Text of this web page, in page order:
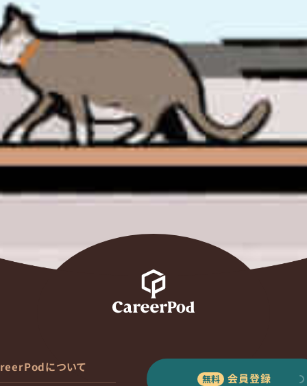
について
会員登録